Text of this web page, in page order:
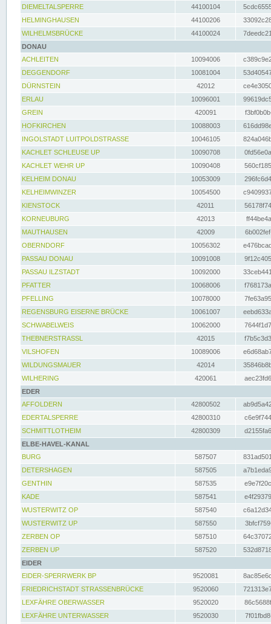
DIEMELTALSPERRE
44100104
HELMINGHAUSEN
44100206
WILHELMSBRÜCKE
44100024
DONAU
ACHLEITEN
10094006
DEGGENDORF
10081004
DÜRNSTEIN
42012
ERLAU
10096001
GREIN
420091
HOFKIRCHEN
10088003
INGOLSTADT LUITPOLDSTRASSE
10046105
KACHLET SCHLEUSE UP
10090708
KACHLET WEHR UP
10090408
KELHEIM DONAU
10053009
KELHEIMWINZER
10054500
KIENSTOCK
42011
KORNEUBURG
42013
MAUTHAUSEN
42009
OBERNDORF
10056302
PASSAU DONAU
10091008
PASSAU ILZSTADT
10092000
PFATTER
10068006
PFELLING
10078000
REGENSBURG EISERNE BRÜCKE
10061007
SCHWABELWEIS
10062000
THEBNERSTRASSL
42015
VILSHOFEN
10089006
WILDUNGSMAUER
42014
WILHERING
420061
EDER
AFFOLDERN
42800502
EDERTALSPERRE
42800310
SCHMITTLOTHEIM
42800309
ELBE-HAVEL-KANAL
BURG
587507
DETERSHAGEN
587505
GENTHIN
587535
KADE
587541
WUSTERWITZ OP
587540
WUSTERWITZ UP
587550
ZERBEN OP
587510
ZERBEN UP
587520
EIDER
EIDER-SPERRWERK BP
9520081
FRIEDRICHSTADT STRASSENBRÜCKE
9520060
LEXFÄHRE OBERWASSER
9520020
LEXFÄHRE UNTERWASSER
9520030